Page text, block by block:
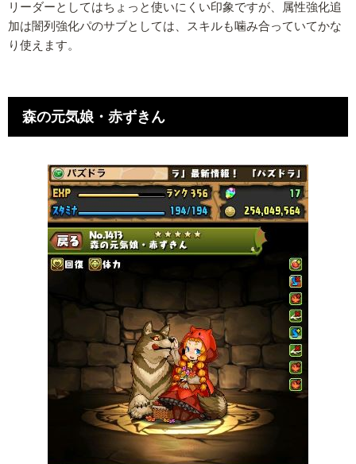
リーダーとしてはちょっと使いにくい印象ですが、属性強化追
加は闇列強化パのサブとしては、スキルも噛み合っていてかな
り使えます。
森の元気娘・赤ずきん